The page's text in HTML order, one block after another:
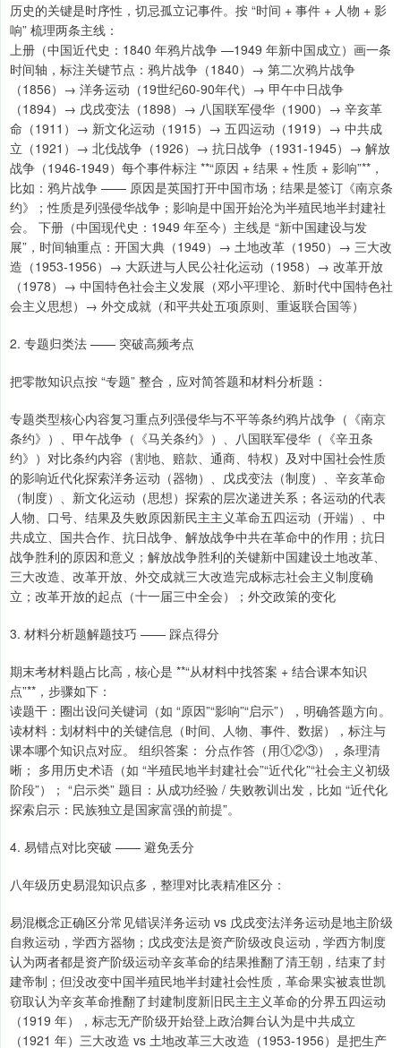
历史的关键是时序性，切忌孤立记事件。按 “时间 + 事件 + 人物 + 影
响” 梳理两条主线：
上册（中国近代史：1840 年鸦片战争 —1949 年新中国成立）画一条
时间轴，标注关键节点：鸦片战争（1840）→ 第二次鸦片战争
（1856）→ 洋务运动（19世纪60-90年代）→ 甲午中日战争
（1894）→ 戊戌变法（1898）→ 八国联军侵华（1900）→ 辛亥革
命（1911）→ 新文化运动（1915）→ 五四运动（1919）→ 中共成
立（1921）→ 北伐战争（1926）→ 抗日战争（1931-1945）→ 解放
战争（1946-1949）每个事件标注 **“原因 + 结果 + 性质 + 影响”**，
比如：鸦片战争 —— 原因是英国打开中国市场；结果是签订《南京条
约》；性质是列强侵华战争；影响是中国开始沦为半殖民地半封建社
会。 下册（中国现代史：1949 年至今）主线是 “新中国建设与发
展”，时间轴重点：开国大典（1949）→ 土地改革（1950）→ 三大改
造（1953-1956）→ 大跃进与人民公社化运动（1958）→ 改革开放
（1978）→ 中国特色社会主义发展（邓小平理论、新时代中国特色社
会主义思想）→ 外交成就（和平共处五项原则、重返联合国等）
2. 专题归类法 —— 突破高频考点
把零散知识点按 “专题” 整合，应对简答题和材料分析题：
专题类型核心内容复习重点列强侵华与不平等条约鸦片战争（《南京
条约》）、甲午战争（《马关条约》）、八国联军侵华（《辛丑条
约》）对比条约内容（割地、赔款、通商、特权）及对中国社会性质
的影响近代化探索洋务运动（器物）、戊戌变法（制度）、辛亥革命
（制度）、新文化运动（思想）探索的层次递进关系；各运动的代表
人物、口号、结果及失败原因新民主主义革命五四运动（开端）、中
共成立、国共合作、抗日战争、解放战争中共在革命中的作用；抗日
战争胜利的原因和意义；解放战争胜利的关键新中国建设土地改革、
三大改造、改革开放、外交成就三大改造完成标志社会主义制度确
立；改革开放的起点（十一届三中全会）；外交政策的变化
3. 材料分析题解题技巧 —— 踩点得分
期末考材料题占比高，核心是 **“从材料中找答案 + 结合课本知识
点”**，步骤如下：
读题干：圈出设问关键词（如 “原因”“影响”“启示”），明确答题方向。
读材料：划材料中的关键信息（时间、人物、事件、数据），标注与
课本哪个知识点对应。 组织答案： 分点作答（用①②③），条理清
晰； 多用历史术语（如 “半殖民地半封建社会”“近代化”“社会主义初级
阶段”）； “启示类” 题目：从成功经验 / 失败教训出发，比如 “近代化
探索启示：民族独立是国家富强的前提”。
4. 易错点对比突破 —— 避免丢分
八年级历史易混知识点多，整理对比表精准区分：
易混概念正确区分常见错误洋务运动 vs 戊戌变法洋务运动是地主阶级
自救运动，学西方器物；戊戌变法是资产阶级改良运动，学西方制度
认为两者都是资产阶级运动辛亥革命的结果推翻了清王朝，结束了封
建帝制；但没改变中国半殖民地半封建社会性质，革命果实被袁世凯
窃取认为辛亥革命推翻了封建制度新旧民主主义革命的分界五四运动
（1919 年），标志无产阶级开始登上政治舞台认为是中共成立
（1921 年）三大改造 vs 土地改革三大改造（1953-1956）是把生产